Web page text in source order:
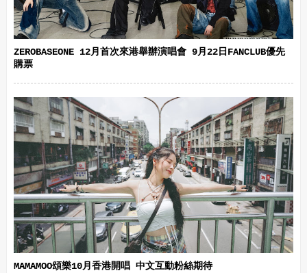
ZEROBASEONE 12月首次來港舉辦演唱會 9月22日FANCLUB優先
購票
MAMAMOO頌樂10月香港開唱 中文互動粉絲期待